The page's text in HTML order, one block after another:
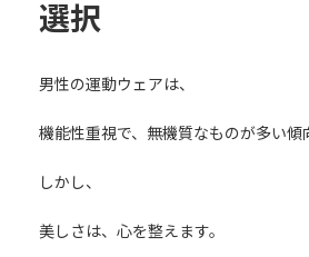
選択
男性の運動ウェアは、
機能性重視で、無機質なものが多い傾
しかし、
美しさは、心を整えます。